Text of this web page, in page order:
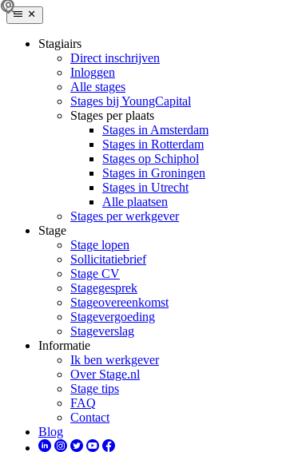
Stagiairs
Direct inschrijven
Inloggen
Alle stages
Stages bij YoungCapital
Stages per plaats
Stages in Amsterdam
Stages in Rotterdam
Stages op Schiphol
Stages in Groningen
Stages in Utrecht
Alle plaatsen
Stages per werkgever
Stage
Stage lopen
Sollicitatiebrief
Stage CV
Stagegesprek
Stageovereenkomst
Stagevergoeding
Stageverslag
Informatie
Ik ben werkgever
Over Stage.nl
Stage tips
FAQ
Contact
Blog